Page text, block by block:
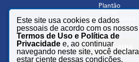
Este site usa cookies e dados
pessoais de acordo com os nossos
Termos de Uso e Política de
Privacidade e, ao continuar
navegando neste site, você declara
estar ciente dessas condições.
Plantão
Segurança Pública
Região dos Lagos
Anuncie aqui